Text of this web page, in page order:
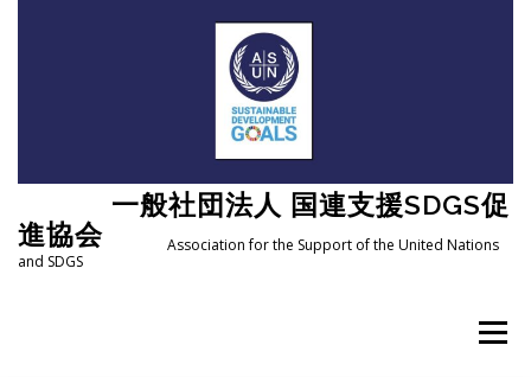
一般社団法人 国連支援SDGS促
進協会
Association for the Support of the United Nations
and SDGS
メニュー